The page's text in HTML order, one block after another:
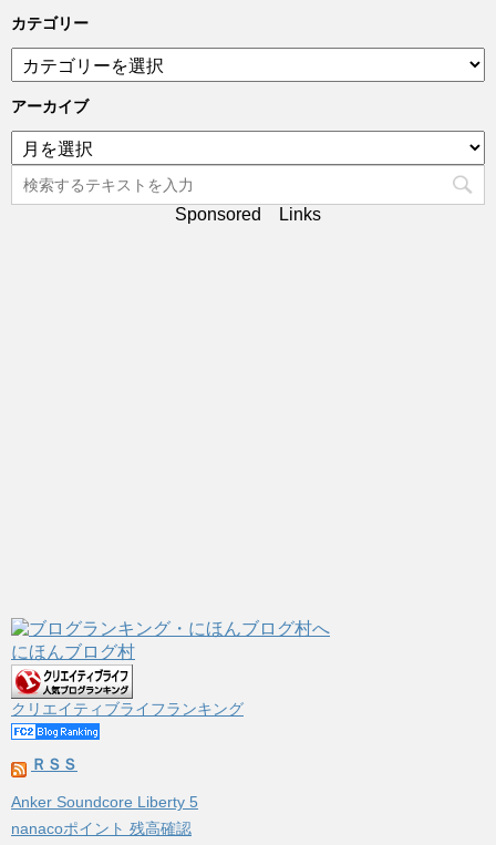
カテゴリー
テ
ゴ
リ
ー
アーカイブ
ア
ー
カ
イ
Sponsored Links
にほんブログ村
クリエイティブライフランキング
ＲＳＳ
Anker Soundcore Liberty 5
nanacoポイント 残高確認